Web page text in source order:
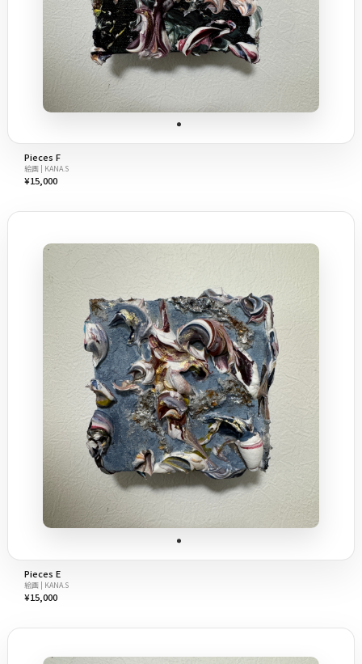
Pieces F
絵画 | KANA.S
¥15,000
Pieces E
絵画 | KANA.S
¥15,000